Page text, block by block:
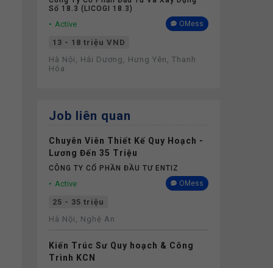
Số 18.3 (LICOGI 18.3)
Active OMess
13 - 18 triệu VND
Hà Nội, Hải Dương, Hưng Yên, Thanh
Hóa
Job liên quan
Chuyên Viên Thiết Kế Quy Hoạch -
Lương Đến 35 Triệu
CÔNG TY CỔ PHẦN ĐẦU TƯ ENTIZ
Active OMess
25 - 35 triệu
Hà Nội, Nghệ An
Kiến Trúc Sư Quy hoạch & Công
Trình KCN